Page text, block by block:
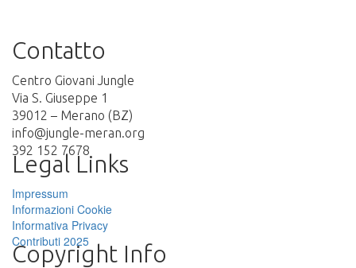
Contatto
Centro Giovani Jungle
Via S. Giuseppe 1
39012 – Merano (BZ)
info@jungle-meran.org
392 152 7678
Legal Links
Impressum
Informazioni Cookie
Informativa Privacy
Contributi 2025
Copyright Info